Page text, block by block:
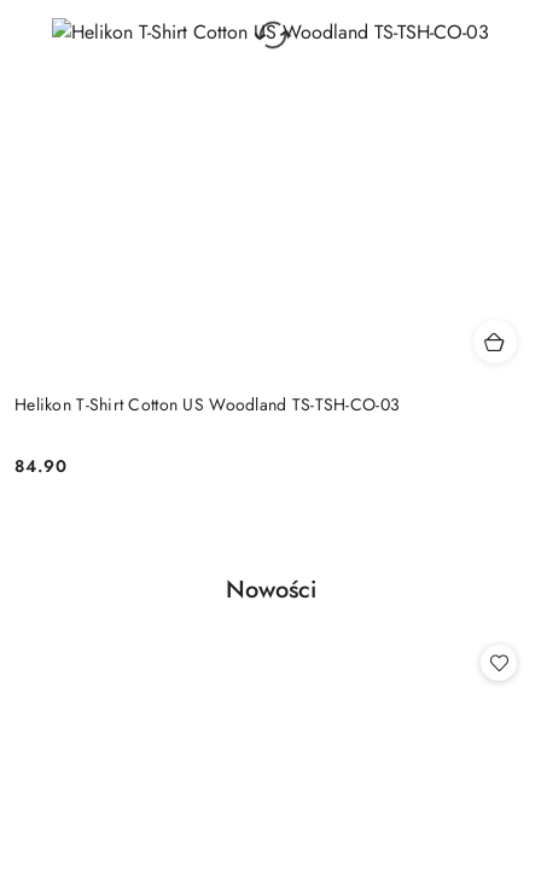
Helikon T-Shirt Cotton US Woodland TS-TSH-CO-03
Cena:
84.90
Pomiń karuzelę produktów
Produkty
Nowości